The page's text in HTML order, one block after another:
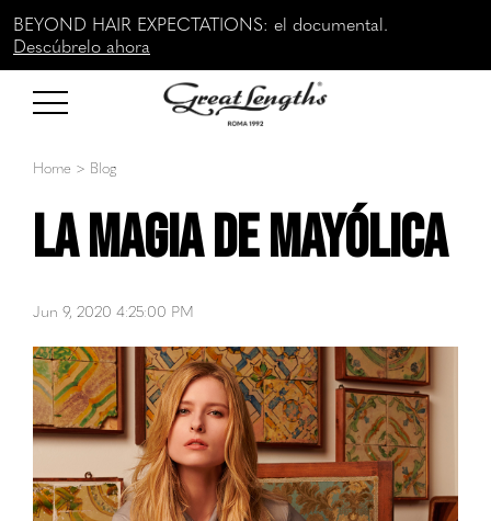
BEYOND HAIR EXPECTATIONS: el documental.
Descúbrelo ahora
Home > Blog
La magia de Mayólica
Jun 9, 2020 4:25:00 PM